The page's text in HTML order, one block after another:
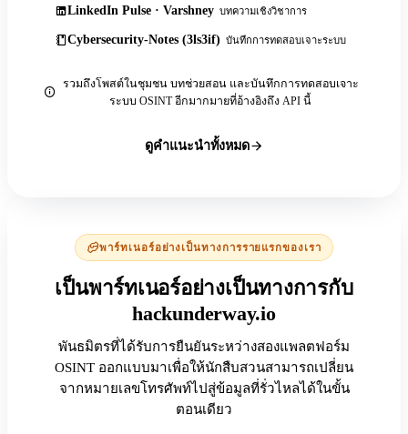
LinkedIn Pulse · Varshney บทความเชิงวิชาการ
Cybersecurity-Notes (3ls3if) บันทึกการทดสอบเจาะระบบ
รวมถึงโพสต์ในชุมชน บทช่วยสอน และบันทึกการทดสอบเจาะ
ระบบ OSINT อีกมากมายที่อ้างอิงถึง API นี้
ดูคำแนะนำทั้งหมด
พาร์ทเนอร์อย่างเป็นทางการรายแรกของเรา
เป็นพาร์ทเนอร์อย่างเป็นทางการกับ
hackunderway.io
พันธมิตรที่ได้รับการยืนยันระหว่างสองแพลตฟอร์ม
OSINT ออกแบบมาเพื่อให้นักสืบสวนสามารถเปลี่ยน
จากหมายเลขโทรศัพท์ไปสู่ข้อมูลที่รั่วไหลได้ในขั้น
ตอนเดียว